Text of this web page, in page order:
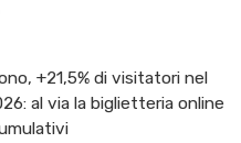
+21,5% di visitatori nel
al via la biglietteria online